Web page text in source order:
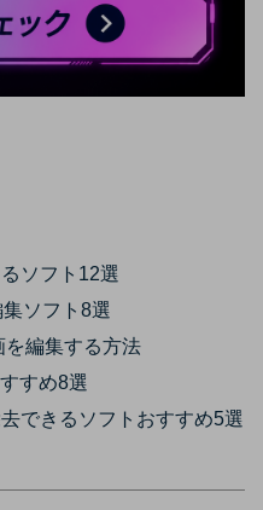
ソフト12選
ソフト8選
編集する方法
すめ8選
できるソフトおすすめ5選